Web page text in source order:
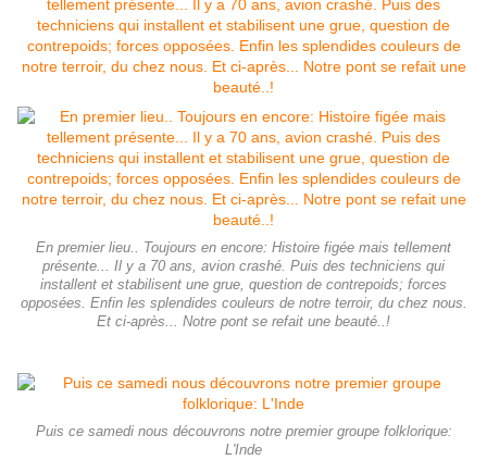
En premier lieu.. Toujours en encore: Histoire figée mais tellement
présente... Il y a 70 ans, avion crashé. Puis des techniciens qui
installent et stabilisent une grue, question de contrepoids; forces
opposées. Enfin les splendides couleurs de notre terroir, du chez nous.
Et ci-après... Notre pont se refait une beauté..!
Puis ce samedi nous découvrons notre premier groupe folklorique:
L'Inde